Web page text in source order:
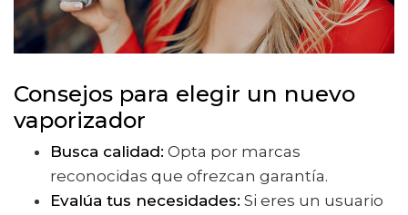
Consejos para elegir un nuevo
vaporizador
Busca calidad: Opta por marcas
reconocidas que ofrezcan garantía.
Evalúa tus necesidades: Si eres un usuario